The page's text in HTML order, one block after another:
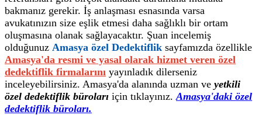
bakmanız gerekir. İş anlaşması esnasında varsa
avukatınızın size eşlik etmesi daha sağlıklı bir ortam
oluşmasına olanak sağlayacaktır. Şuan incelemiş
olduğunuz Amasya özel Dedektiflik sayfamızda özellikle
Amasya'da resmi ve yasal olarak hizmet veren özel
dedektiflik firmalarını yayınladık dilerseniz
inceleyebilirsiniz. Amasya'da alanında uzman ve yetkili
özel dedektiflik büroları için tıklayınız. Amasya'daki özel
dedektiflik büroları.